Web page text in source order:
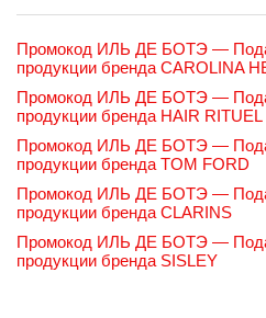
Промокод ИЛЬ ДЕ БОТЭ —
продукции бренда CAROLINA
Промокод ИЛЬ ДЕ БОТЭ —
продукции бренда HAIR
Промокод ИЛЬ ДЕ БОТЭ —
продукции бренда TOM FORD
Промокод ИЛЬ ДЕ БОТЭ —
продукции бренда CLARINS
Промокод ИЛЬ ДЕ БОТЭ —
продукции бренда SISLEY